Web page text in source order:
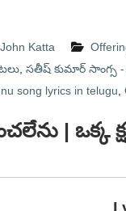
Katta
సతీష్ కుమార్ సాంగ్స -
song lyrics in telugu
| ఒక్క